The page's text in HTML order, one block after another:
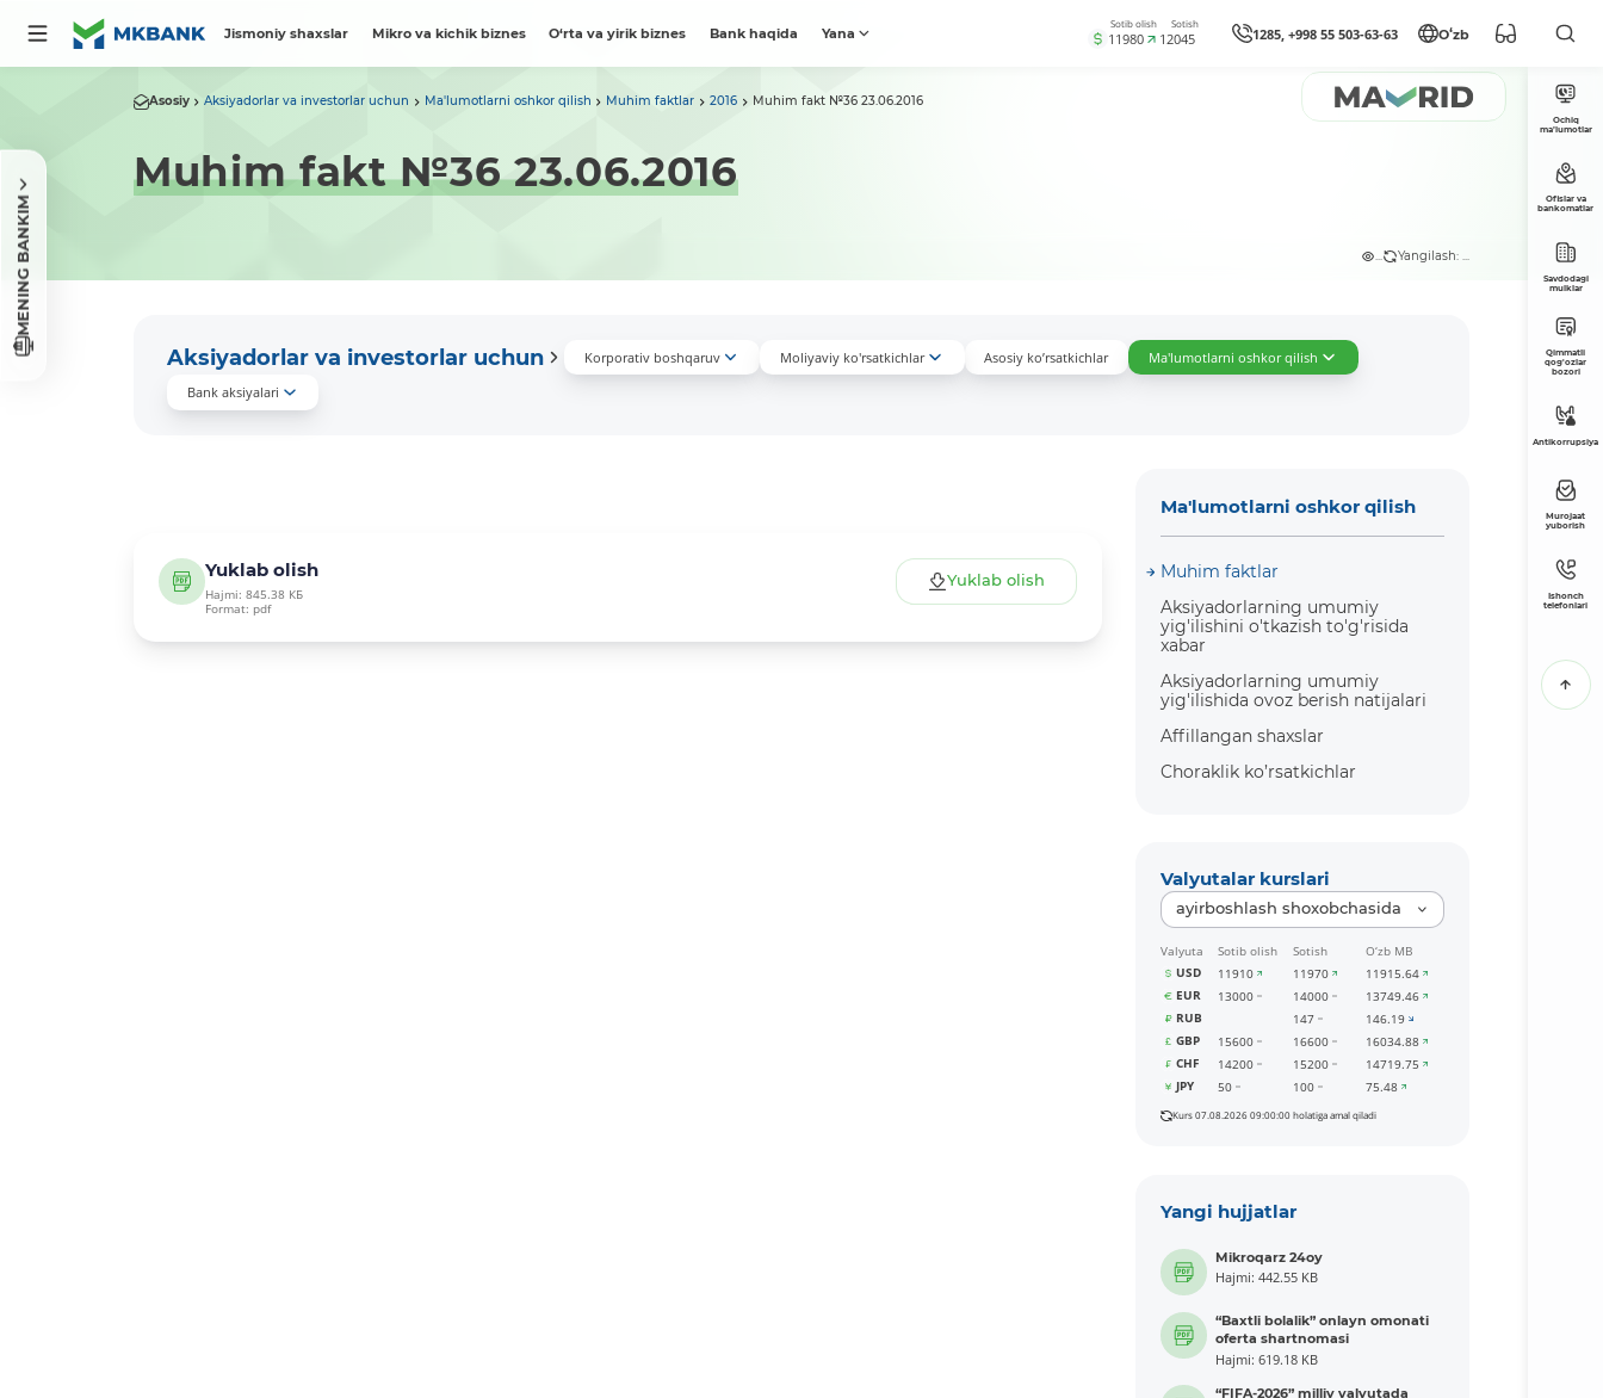
Jismoniy shaxslar Mikro va kichik biznes O‘rta va yirik biznes Bank haqida Yana
Sotib olish
11980
Sotish
12045 1285, +998 55 503-63-63 Oʻzb
MENING BANKIM
Asosiy Aksiyadorlar va investorlar uchun Ma'lumotlarni oshkor qilish Muhim faktlar 2016 Muhim fakt №36 23.06.2016
Muhim fakt №36 23.06.2016
... Yangilash: ...
Aksiyadorlar va investorlar uchun Korporativ boshqaruv Moliyaviy ko'rsatkichlar Asosiy ko’rsatkichlar
Ma'lumotlarni oshkor qilish
Bank aksiyalari
Yuklab olish
Hajmi: 845.38 КБ
Format: pdf
Yuklab olish
Ma'lumotlarni oshkor qilish
Muhim faktlar
Aksiyadorlarning umumiy
yig'ilishini o'tkazish to'g'risida
xabar
Aksiyadorlarning umumiy
yig'ilishida ovoz berish natijalari
Affillangan shaxslar
Choraklik ko’rsatkichlar
Valyutalar kurslari
ayirboshlash shoxobchasida
Valyuta Sotib olish Sotish
O‘zb MB
USD
11910 11970
11915.64
EUR
13000 14000
13749.46
RUB
147
146.19
GBP
15600 16600
16034.88
CHF
14200 15200
14719.75
JPY
50 100 75.48
Kurs 07.08.2026 09:00:00 holatiga amal qiladi
Yangi hujjatlar
Mikroqarz 24oy
Hajmi: 442.55 KB
“Baxtli bolalik” onlayn omonati
oferta shartnomasi
Hajmi: 619.18 KB
“FIFA-2026” milliy valyutada
Ochiq
ma’lumotlar
Ofislar va
bankomatlar
Savdodagi
mulklar
Qimmatli
qog'ozlar
bozori
Antikorrupsiya
Murojaat
yuborish
Ishonch
telefonlari